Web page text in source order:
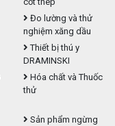
Đo lường và thử
nghiệm xăng dầu
Thiết bị thú y
DRAMINSKI
Hóa chất và Thuốc
thử
Sản phẩm ngừng